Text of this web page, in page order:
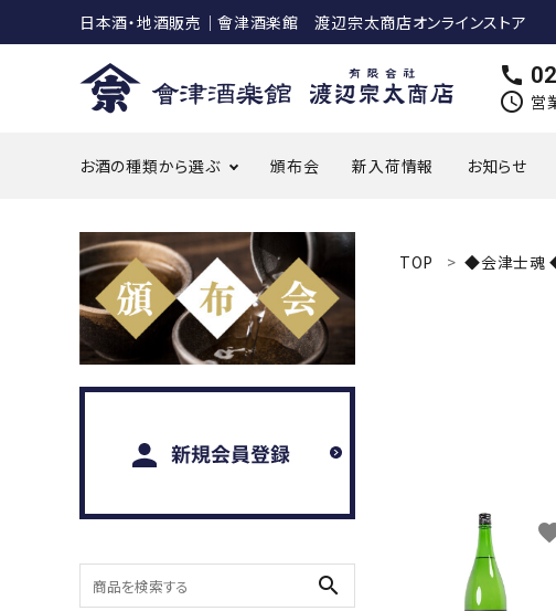
日本酒・地酒販売｜會津酒楽館 渡辺宗太商店オンラインストア
call
schedule 営
お酒の種類から選ぶ 頒布会 新入荷情報 お知らせ
ACCOUNT MENU
ようこそ ゲスト 様
ログイン person 新規会員登録
search
TOP ◆会津士魂
search